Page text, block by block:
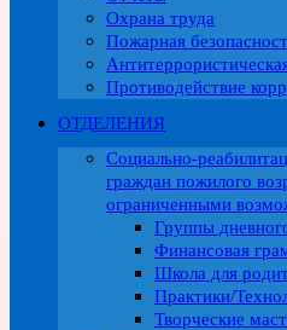
Охрана труда
Пожарная
Противодействие
ОТДЕЛЕНИЯ
Социально-
граждан пожилого
ограниченными
Группы
Финансовая
Школа для
Практики/
Творческие